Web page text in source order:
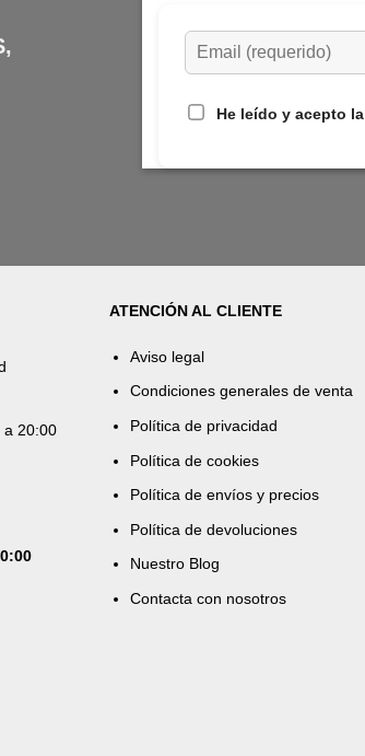
He leído y acepto la
a 20:00
ATENCIÓN AL CLIENTE
Aviso legal
Condiciones generales de venta
Política de privacidad
Política de cookies
Política de envíos y precios
Política de devoluciones
Nuestro Blog
Contacta con nosotros